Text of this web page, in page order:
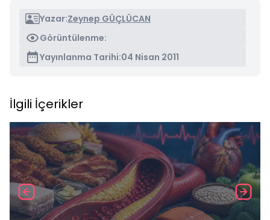
Yazar:Zeynep GÜÇLÜCAN
Görüntülenme:
Yayınlanma Tarihi:04 Nisan 2011
İlgili İçerikler